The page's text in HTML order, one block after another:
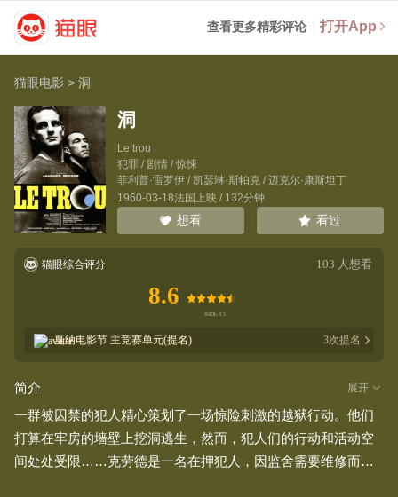
查看更多精彩评论 打开App
猫眼电影 >洞
洞
Le trou
犯罪 / 剧情 / 惊悚
菲利普·雷罗伊/凯瑟琳·斯帕克/迈克尔·康斯坦丁
1960-03-18法国上映 / 132分钟
想看 看过
猫眼综合评分 103 人想看
8.6
戛纳电影节 主竞赛单元(提名) 3次提名
简介 展开
一群被囚禁的犯人精心策划了一场惊险刺激的越狱行动。他们
打算在牢房的墙壁上挖洞逃生，然而，犯人们的行动和活动空
间处处受限……克劳德是一名在押犯人，因监舍需要维修而被